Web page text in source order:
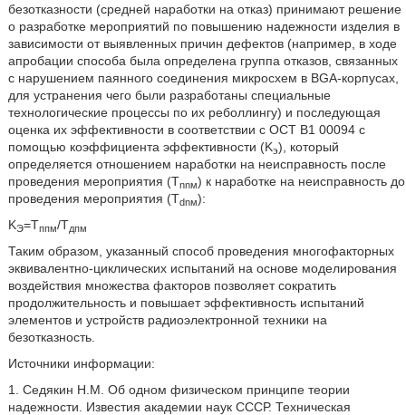
безотказности (средней наработки на отказ) принимают решение
о разработке мероприятий по повышению надежности изделия в
зависимости от выявленных причин дефектов (например, в ходе
апробации способа была определена группа отказов, связанных
с нарушением паянного соединения микросхем в BGA-корпусах,
для устранения чего были разработаны специальные
технологические процессы по их реболлингу) и последующая
оценка их эффективности в соответствии с OCT В1 00094 с
помощью коэффициента эффективности (Kэ), который
определяется отношением наработки на неисправность после
проведения мероприятия (Тnnм) к наработке на неисправность до
проведения мероприятия (Тdnм):
KЭ=Тппм/Тдпм
Таким образом, указанный способ проведения многофакторных
эквивалентно-циклических испытаний на основе моделирования
воздействия множества факторов позволяет сократить
продолжительность и повышает эффективность испытаний
элементов и устройств радиоэлектронной техники на
безотказность.
Источники информации:
1. Седякин Н.М. Об одном физическом принципе теории
надежности. Известия академии наук СССР. Техническая